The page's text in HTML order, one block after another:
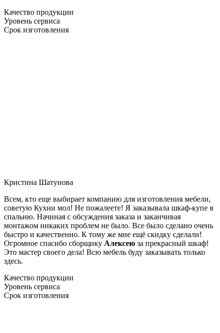
Качество продукции
Уровень сервиса
Срок изготовления
Кристина Шатунова
Всем, кто еще выбирает компанию для изготовления мебели,
советую Кухни мол! Не пожалеете! Я заказывала шкаф-купе в
спальню. Начиная с обсуждения заказа и заканчивая
монтажом никаких проблем не было. Все было сделано очень
быстро и качественно. К тому же мне ещё скидку сделали!
Огромное спасибо сборщику Алексею за прекрасный шкаф!
Это мастер своего дела! Всю мебель буду заказывать только
здесь.
Качество продукции
Уровень сервиса
Срок изготовления